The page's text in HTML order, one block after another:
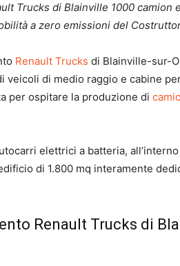
Trucks di Blainville 1000 camion
a zero emissioni del
Renault Trucks di Blainville-sur-
veicoli di medio raggio e cabine
per ospitare la produzione di
elettrici a batteria,
di 1.800 mq interamente
Renault Trucks di